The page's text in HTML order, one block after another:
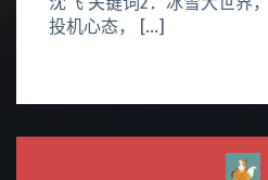
投机心态， […]